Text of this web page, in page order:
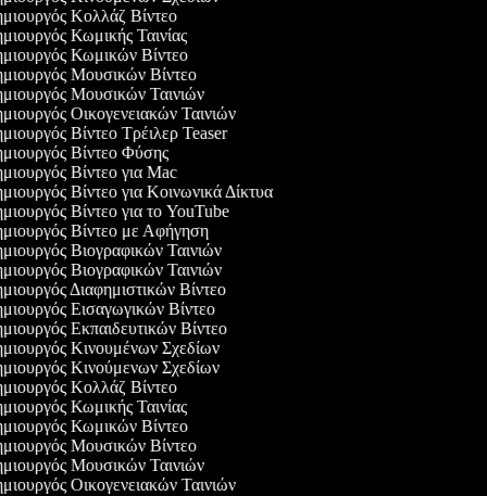
Κολλάζ Βίντεο
Κωμικής Ταινίας
Κωμικών Βίντεο
Μουσικών Βίντεο
Μουσικών Ταινιών
Οικογενειακών Ταινιών
Βίντεο Τρέιλερ Teaser
Βίντεο Φύσης
Βίντεο για Mac
Βίντεο για Κοινωνικά Δίκτυα
Βίντεο για το YouTube
Βίντεο με Αφήγηση
Βιογραφικών Ταινιών
Βιογραφικών Ταινιών
Διαφημιστικών Βίντεο
Εισαγωγικών Βίντεο
Εκπαιδευτικών Βίντεο
Κινουμένων Σχεδίων
Κινούμενων Σχεδίων
Κολλάζ Βίντεο
Κωμικής Ταινίας
Κωμικών Βίντεο
Μουσικών Βίντεο
Μουσικών Ταινιών
Οικογενειακών Ταινιών